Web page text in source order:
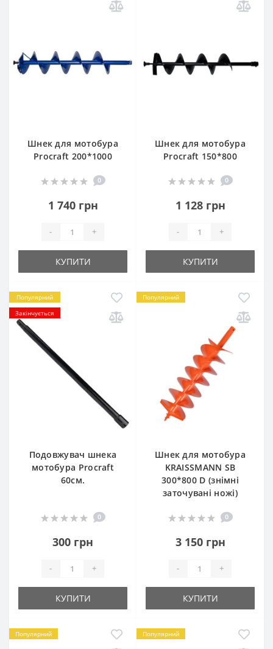
Шнек для мотобура
Procraft 200*1000
0
1 740 грн
- +
КУПИТИ
Шнек для мотобура
Procraft 150*800
0
1 128 грн
- +
КУПИТИ
Популярний
Закінчується
Подовжувач шнека
мотобура Procraft
60см.
0
300 грн
- +
КУПИТИ
Популярний
Шнек для мотобура
KRAISSMANN SB
300*800 D (знімні
заточувані ножі)
0
3 150 грн
- +
КУПИТИ
Популярний Популярний